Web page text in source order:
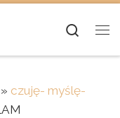
» czuję- myślę-